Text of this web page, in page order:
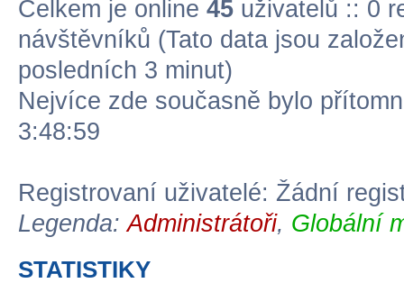
Celkem je online 45 uživatelů :: 0
návštěvníků (Tato data jsou
posledních 3 minut)
Nejvíce zde současně bylo
3:48:59
Registrovaní uživatelé: Žádní
Legenda:Administrátoři, Globální
STATISTIKY